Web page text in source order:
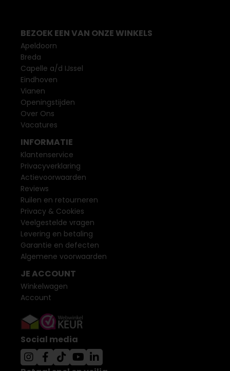
BEZOEK EEN VAN ONZE WINKELS
Apeldoorn
Breda
Capelle a/d IJssel
Eindhoven
Vianen
Openingstijden
Over Ons
Vacatures
INFORMATIE
Klantenservice
Privacyverklaring
Actievoorwaarden
Reviews
Ruilen en retourneren
Privacy & Cookies
Veelgestelde vragen
Levering en betaling
Garantie en defecten
Algemene voorwaarden
JE ACCOUNT
Winkelwagen
Account
Social media